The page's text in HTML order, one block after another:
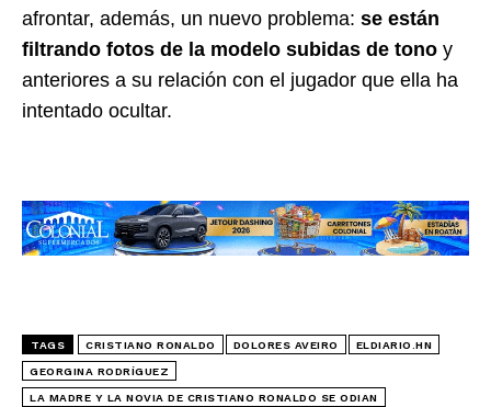
afrontar, además, un nuevo problema: se están
filtrando fotos de la modelo subidas de tono y
anteriores a su relación con el jugador que ella ha
intentado ocultar.
TAGS CRISTIANO RONALDO DOLORES AVEIRO ELDIARIO.HN
GEORGINA RODRÍGUEZ
LA MADRE Y LA NOVIA DE CRISTIANO RONALDO SE ODIAN